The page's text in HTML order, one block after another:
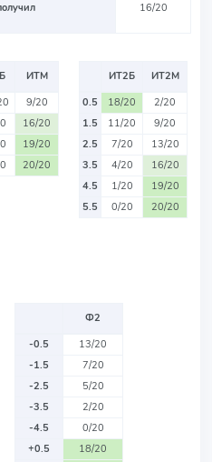
16/20
ИТМ
9/20
16/20
19/20
20/20
ИТ2Б
ИТ2М
0.5
18/20
2/20
1.5
11/20
9/20
2.5
7/20
13/20
3.5
4/20
16/20
4.5
1/20
19/20
5.5
0/20 20/20
Ф2
-0.5
13/20
-1.5
7/20
-2.5
5/20
-3.5
2/20
-4.5
0/20
+0.5
18/20